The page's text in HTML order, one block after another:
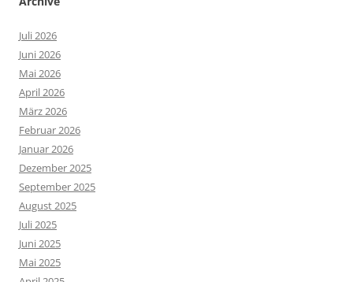
Juli 2026
Juni 2026
Mai 2026
April 2026
März 2026
Februar 2026
Januar 2026
Dezember 2025
September 2025
August 2025
Juli 2025
Juni 2025
Mai 2025